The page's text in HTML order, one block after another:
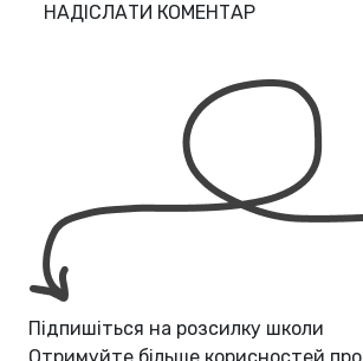
НАДІСЛАТИ КОМЕНТАР
Підпишіться на розсилку школи